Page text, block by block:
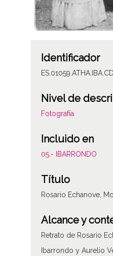
Identificador
Nivel de
Fotografía
Incluido en
05.- IBARRONDO
Título
Rosario Echanove,
Alcance y
Retrato de Rosario
Ibarrondo y Aurelio